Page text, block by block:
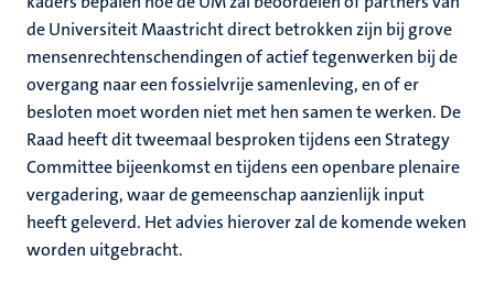
de Universiteit Maastricht direct betrokken zijn bij grove
mensenrechtenschendingen of actief tegenwerken bij de
overgang naar een fossielvrije samenleving, en of er
besloten moet worden niet met hen samen te werken. De
Raad heeft dit tweemaal besproken tijdens een Strategy
Committee bijeenkomst en tijdens een openbare plenaire
vergadering, waar de gemeenschap aanzienlijk input
heeft geleverd. Het advies hierover zal de komende weken
worden uitgebracht.